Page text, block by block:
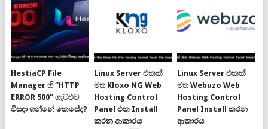
HestiaCP File
Manager හි “HTTP
ERROR 500” ගැටළුව
විසඳා ගන්නේ කෙසේද?
Linux Server එකක්
මත Kloxo NG Web
Hosting Control
Panel එක Install
කරන ආකාරය
Linux Server එකක්
මත Webuzo Web
Hosting Control
Panel Install කරන
ආකාරය